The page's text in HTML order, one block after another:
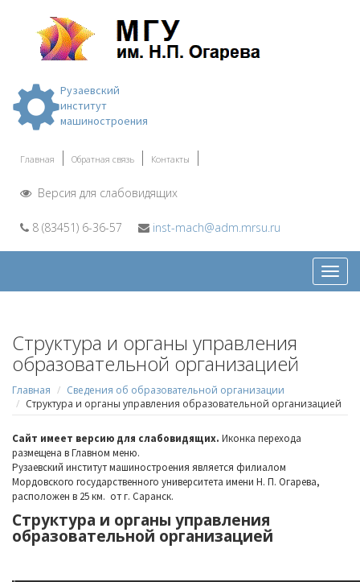
Рузаевский
институт
машиностроения
Главная Обратная связь Контакты
Версия для слабовидящих
8 (83451) 6-36-57 inst-mach@adm.mrsu.ru
меню
Структура и органы управления
образовательной организацией
Главная
Сведения об образовательной организации
Структура и органы управления образовательной организацией
Сайт имеет версию для слабовидящих. Иконка перехода
размещена в Главном меню.
Рузаевский институт машиностроения является филиалом
Мордовского государственного университета имени Н. П. Огарева,
расположен в 25 км. от г. Саранск.
Структура и органы управления
образовательной организацией